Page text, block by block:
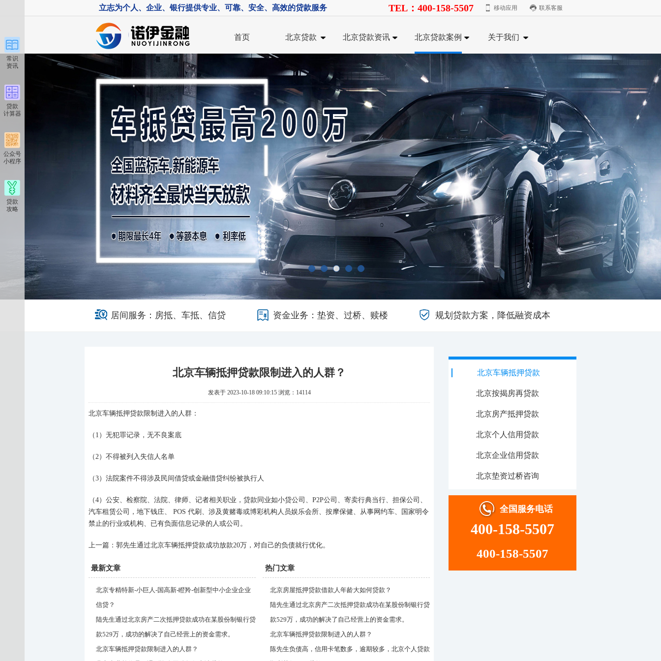
常识
资讯
贷款
计算器
公众号
小程序
贷款
攻略
立志为个人、企业、银行提供专业、可靠、安全、高效的贷款服务 TEL：400-158-5507 移动应用 联系客服
首页 北京贷款 北京贷款资讯 北京贷款案例 关于我们
居间服务：房抵、车抵、信贷 资金业务：垫资、过桥、赎楼 规划贷款方案，降低融资成本
北京车辆抵押贷款
北京按揭房再贷款
北京房产抵押贷款
北京个人信用贷款
北京企业信用贷款
北京垫资过桥咨询
全国服务电话
400-158-5507
400-158-5507
北京车辆抵押贷款限制进入的人群？
发表于 2023-10-18 09:10:15 浏览：14114
北京车辆抵押贷款限制进入的人群 ：
（ 1 ） 无犯罪记录，无不良案底
（2） 不得被列入失信人名单
（3） 法院案件不得涉及民间借贷或金融借贷纠纷被执行人
（4） 公安、检察院、法院、律师、记者相关职业，贷款同业如小贷公司、 P2P公司、寄卖行典当行、担保公司、
汽车租赁公司，地下钱庄、 POS 代刷、涉及黄赌毒或博彩机构人员娱乐会所、按摩保健、从事网约车、国家明令
禁止的行业或机构、已有负面信息记录的人或公司。
上一篇： 郭先生通过北京车辆抵押贷款成功放款20万，对自己的负债就行优化。
最新文章
北京专精特新-小巨人-国高新-瞪羚-创新型中小企业企业
信贷？
陆先生通过北京房产二次抵押贷款成功在某股份制银行贷
款529万，成功的解决了自己经营上的资金需求。
北京车辆抵押贷款限制进入的人群？
热门文章
北京房屋抵押贷款借款人年龄大如何贷款？
陆先生通过北京房产二次抵押贷款成功在某股份制银行贷
款529万，成功的解决了自己经营上的资金需求。
北京车辆抵押贷款限制进入的人群？
陈先生负债高，信用卡笔数多，逾期较多，北京个人贷款